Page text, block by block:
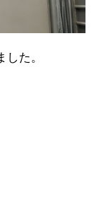
た。